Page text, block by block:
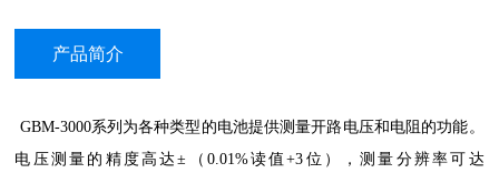
产品简介
GBM-3000系列为各种类型的电池提供测量开路电压和电阻的功能。
电压测量的精度高达±（0.01%读值+3位），测量分辨率可达